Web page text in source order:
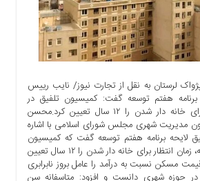
لرستان به نقل از تجارت نیوز/ نایب رییس
هفتم توسعه گفت: کمیسیون تلفیق در
مصوبه‌ای زمان انتظار برای خانه دار شدن را ۱۲ سال تعیین کرد.محسن
مدیریت شهری مجلس شورای اسلامی با اشاره
لایحه برنامه هفتم توسعه گفت که کمیسیون
تلفیق برنامه هفتم توسعه، زمان انتظار برای خانه دار شدن را ۱۲ سال تعیین
مسکن نسبت به درآمد را عامل بروز نابرابری
حوزه شهری دانست و افزود: متاسفانه سن